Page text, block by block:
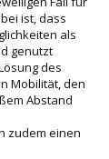
ist, dass
als
genutzt
des
Mobilität, den
Abstand
zudem einen